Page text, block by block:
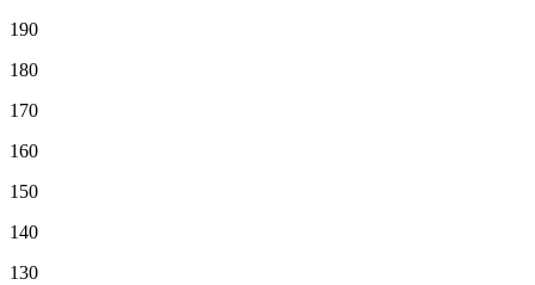
190
180
170
160
150
140
130